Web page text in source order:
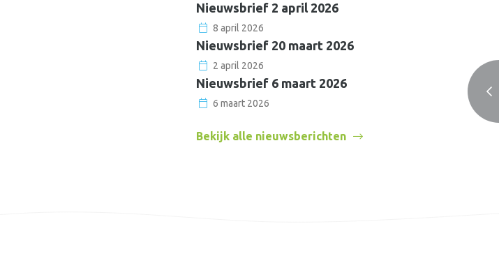
Nieuwsbrief 2 april 2026
8 april 2026
Nieuwsbrief 20 maart 2026
2 april 2026
Nieuwsbrief 6 maart 2026
6 maart 2026
Bekijk alle nieuwsberichten